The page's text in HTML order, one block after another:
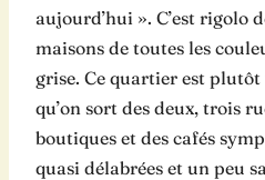
aujourd’hui ». C’est rigolo
maisons de toutes les
grise. Ce quartier est
qu’on sort des deux, trois
boutiques et des cafés
quasi délabrées et un peu